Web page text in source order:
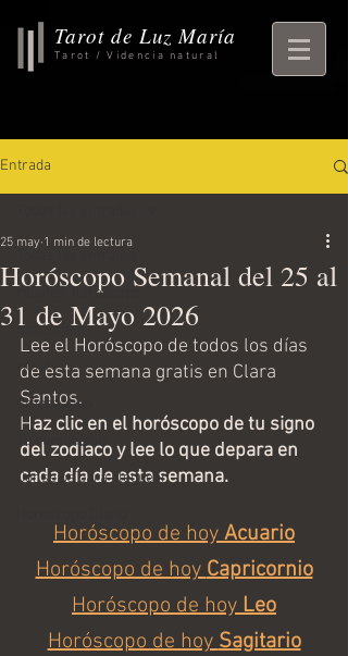
Tarot de Luz María
Tarot / Videncia natural
Entrada
rituales, horoscopo,
horoscopo
ritual
Empezando
Tu comunidad
Consejos para bloguear
Horóscopo Semanal del 25 al
31 de Mayo 2026
25 may 1 min de lectura
Lee el Horóscopo de todos los días
de esta semana gratis en Clara
Santos.
Haz clic en el horóscopo de tu signo
del zodiaco y lee lo que depara en
cada día de esta semana.
Horóscopo de hoy Acuario
Horóscopo de hoy Capricornio
Horóscopo de hoy Leo
Horóscopo de hoy Sagitario